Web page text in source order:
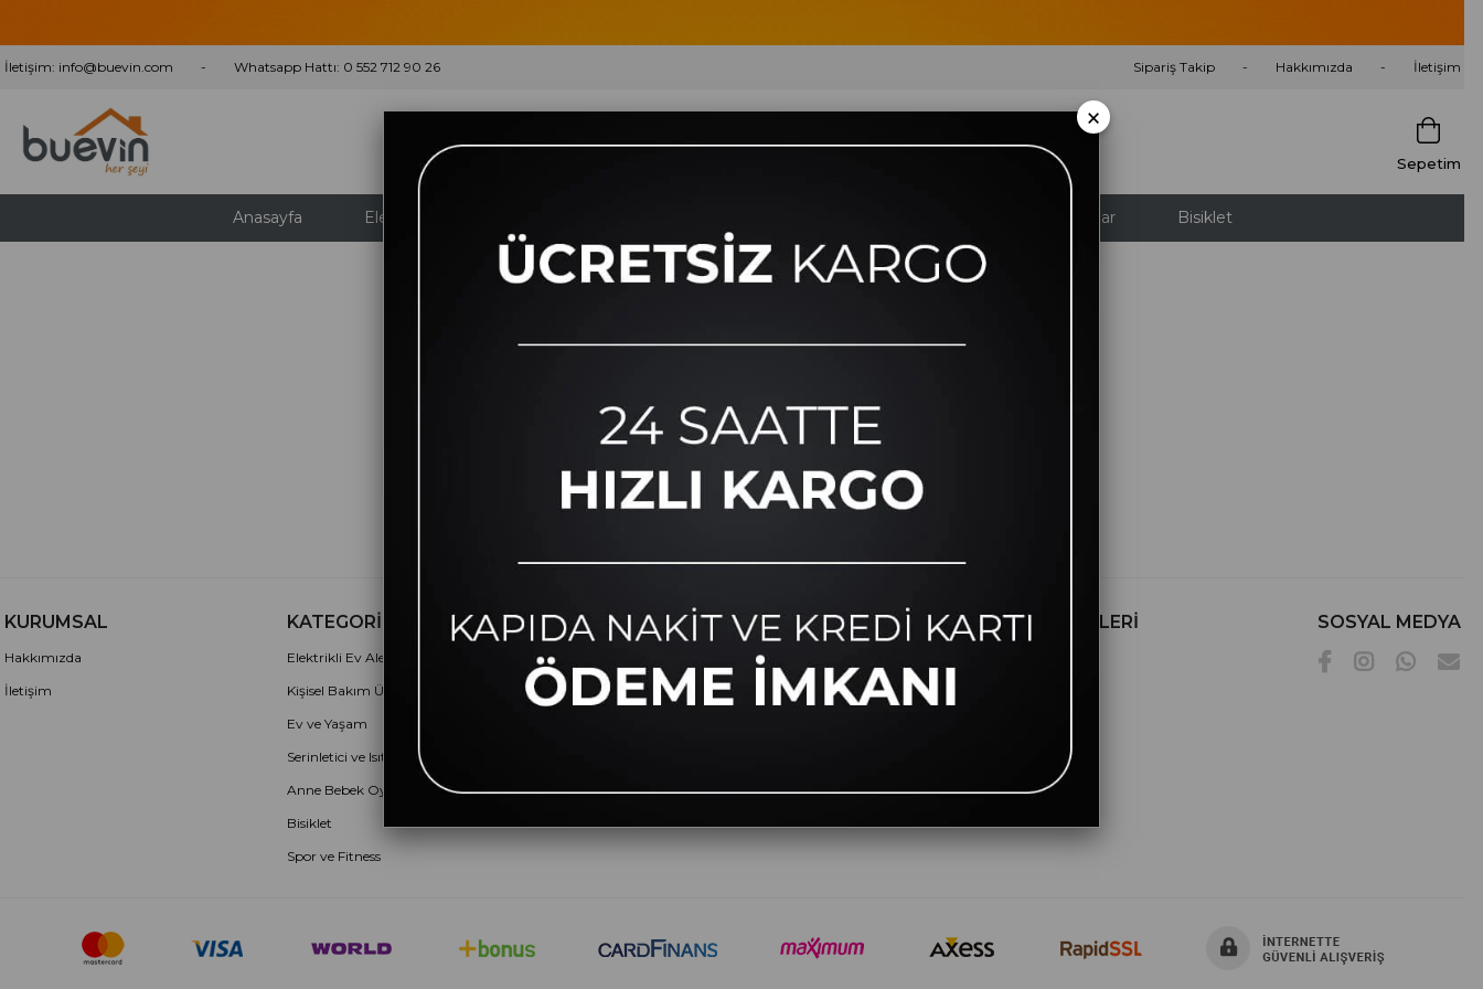
İletişim: info@buevin.com Whatsapp Hattı: 0 552 712 90 26 Sipariş Takip Hakkımızda İletişim
Sepetim
Anasayfa Elektrikli Ev Aletleri Serinletici ve Isıtıcılar Bisiklet
KURUMSAL
Hakkımızda
İletişim
KATEGORİLER
Elektrikli Ev Aletleri
Kişisel Bakım Ürünleri
Ev ve Yaşam
Serinletici ve Isıtıcılar
Anne Bebek Oyuncak
Bisiklet
Spor ve Fitness
ÖNERİLER
Banka Hesap Bilgileri
Ödeme Seçenekleri
MÜŞTERİ HİZMETLERİ SOSYAL MEDYA
×